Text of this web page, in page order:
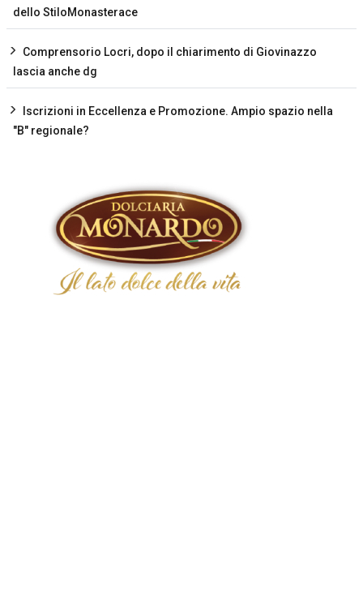
dello StiloMonasterace
Comprensorio Locri, dopo il chiarimento di Giovinazzo
lascia anche dg
Iscrizioni in Eccellenza e Promozione. Ampio spazio nella
"B" regionale?